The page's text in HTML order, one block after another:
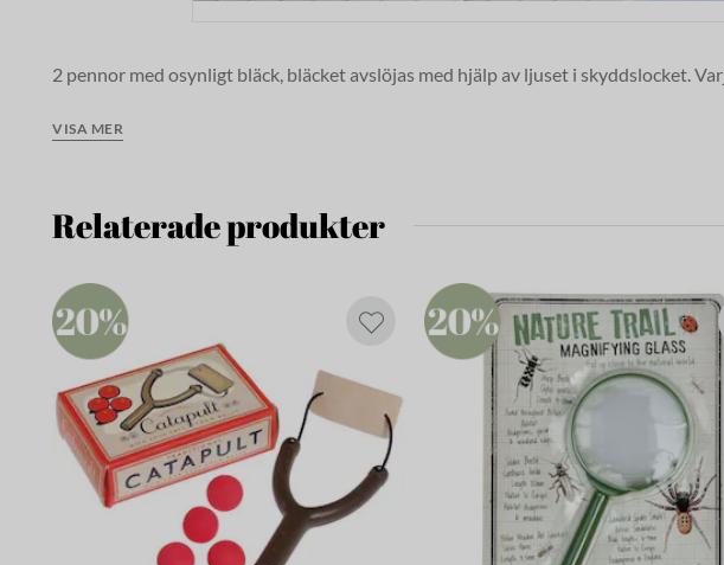
2 pennor med osynligt bläck, bläcket avslöjas med hjälp av ljuset i skyddslocket.
av pennan.
VISA MER
Relaterade produkter